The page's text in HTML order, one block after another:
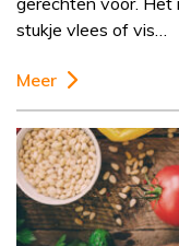
stukje vlees of vis…
Meer